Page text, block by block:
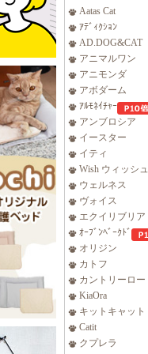
Aatas Cat
ｱﾃﾞｨｸｼｮﾝ
AD.DOG&CAT
アニマルワン
アニモンダ
アボダーム
ｱﾙﾓﾈｲﾁｬｰ
アンブロシア
イースター
イティ
Wish ウィッシュ
ウェルネス
ヴォイス
エクイリブリア
ｵｰﾌﾞﾝﾍﾞｰｸﾄﾞ
オリジン
カトフ
カントリーロー
KiaOra
キットキャット
Catit
クプレラ